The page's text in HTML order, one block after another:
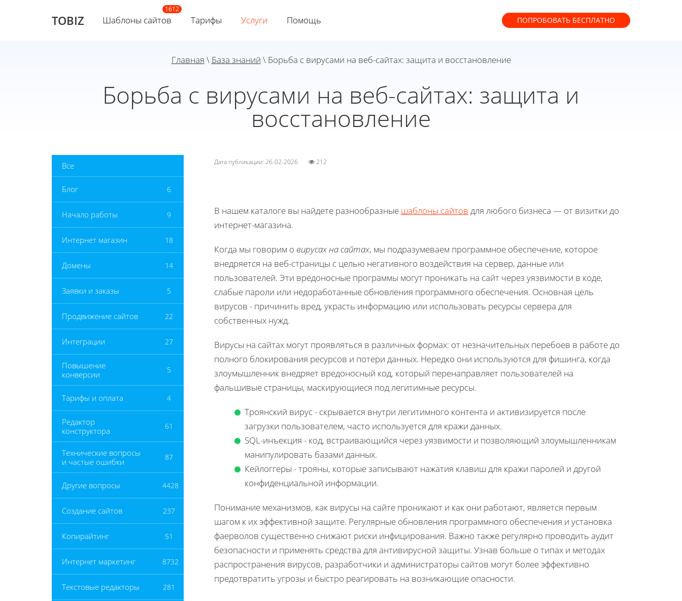
TOBIZ Шаблоны сайтов Тарифы Услуги Помощь ПОПРОБОВАТЬ БЕСПЛАТНО
Главная \ База знаний \ Борьба с вирусами на веб-сайтах: защита и восстановление
Борьба с вирусами на веб-сайтах: защита и
восстановление
Все
Блог 6
Начало работы 9
Интернет магазин 18
Домены 14
Заявки и заказы 5
Продвижение сайтов 22
Интеграции 27
Повышение
конверсии
5
Тарифы и оплата 4
Редактор
конструктора
61
Технические вопросы
и частые ошибки
87
Другие вопросы 4428
Создание сайтов 237
Копирайтинг 51
Интернет маркетинг 8732
Текстовые редакторы 281
Дата публикации: 26-02-2026 212
В нашем каталоге вы найдете разнообразные шаблоны сайтов для любого бизнеса — от визитки до
интернет-магазина.
Когда мы говорим о вирусах на сайтах, мы подразумеваем программное обеспечение, которое
внедряется на веб-страницы с целью негативного воздействия на сервер, данные или
пользователей. Эти вредоносные программы могут проникать на сайт через уязвимости в коде,
слабые пароли или недоработанные обновления программного обеспечения. Основная цель
вирусов - причинить вред, украсть информацию или использовать ресурсы сервера для
собственных нужд.
Вирусы на сайтах могут проявляться в различных формах: от незначительных перебоев в работе до
полного блокирования ресурсов и потери данных. Нередко они используются для фишинга, когда
злоумышленник внедряет вредоносный код, который перенаправляет пользователей на
фальшивые страницы, маскирующиеся под легитимные ресурсы.
Троянский вирус - скрывается внутри легитимного контента и активизируется после
загрузки пользователем, часто используется для кражи данных.
SQL-инъекция - код, встраивающийся через уязвимости и позволяющий злоумышленникам
манипулировать базами данных.
Кейлоггеры - трояны, которые записывают нажатия клавиш для кражи паролей и другой
конфиденциальной информации.
Понимание механизмов, как вирусы на сайте проникают и как они работают, является первым
шагом к их эффективной защите. Регулярные обновления программного обеспечения и установка
фаерволов существенно снижают риски инфицирования. Важно также регулярно проводить аудит
безопасности и применять средства для антивирусной защиты. Узнав больше о типах и методах
распространения вирусов, разработчики и администраторы сайтов могут более эффективно
предотвратить угрозы и быстро реагировать на возникающие опасности.